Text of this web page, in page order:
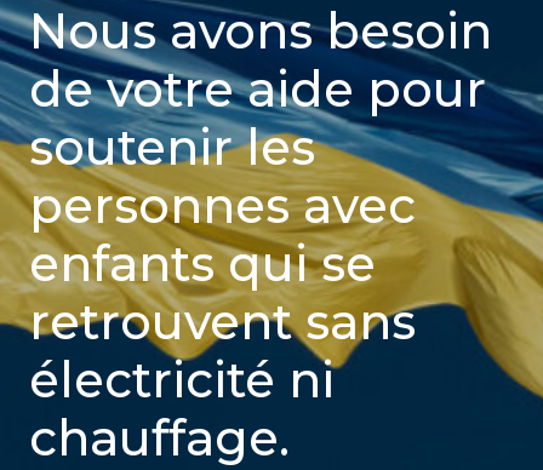
Nous avons besoin
de votre aide pour
soutenir les
personnes avec
enfants qui se
retrouvent sans
électricité ni
chauffage.